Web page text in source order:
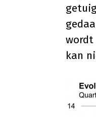
wordt
kan